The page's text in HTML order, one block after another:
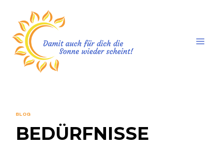
springen
BLOG
BEDÜRFNISSE